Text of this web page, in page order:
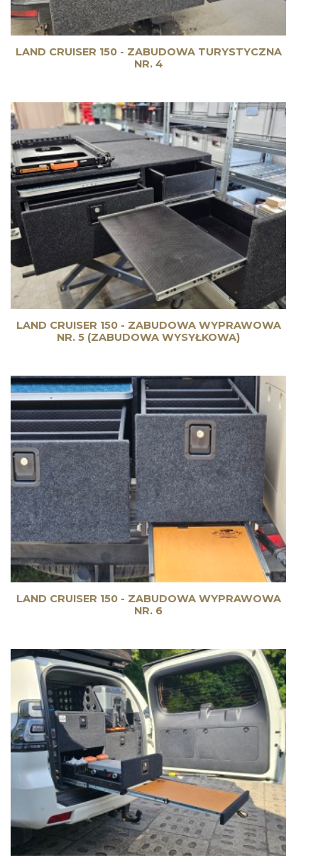
LAND CRUISER 150 - ZABUDOWA TURYSTYCZNA
NR. 4
LAND CRUISER 150 - ZABUDOWA WYPRAWOWA
NR. 5 (ZABUDOWA WYSYŁKOWA)
LAND CRUISER 150 - ZABUDOWA WYPRAWOWA
NR. 6